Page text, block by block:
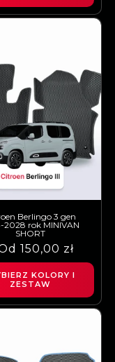
Berlingo 3 gen
2028 rok MINIVAN
SHORT
150,00 zł
KOLORY I
ZESTAW